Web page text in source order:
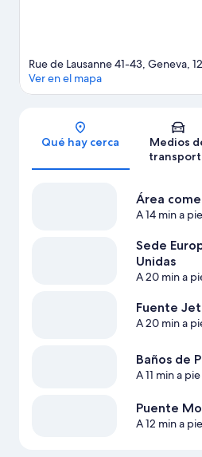
Rue de Lausanne 41-43, Geneva,
Ver en el mapa
Qué hay cerca
Medios
Área
A 14 min a pie
Sede
Unidas
A 20 min a
Fuente Jet
A 20 min a
Baños de
A 11 min a pie
Puente
A 12 min a pie